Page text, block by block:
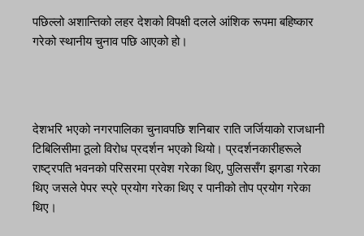
पछिल्लो अशान्तिको लहर देशको विपक्षी दलले आंशिक रूपमा बहिष्कार
गरेको स्थानीय चुनाव पछि आएको हो।
देशभरि भएको नगरपालिका चुनावपछि शनिबार राति जर्जियाको राजधानी
टिबिलिसीमा ठूलो विरोध प्रदर्शन भएको थियो। प्रदर्शनकारीहरूले
राष्ट्रपति भवनको परिसरमा प्रवेश गरेका थिए, पुलिससँग झगडा गरेका
थिए जसले पेपर स्प्रे प्रयोग गरेका थिए र पानीको तोप प्रयोग गरेका
थिए।